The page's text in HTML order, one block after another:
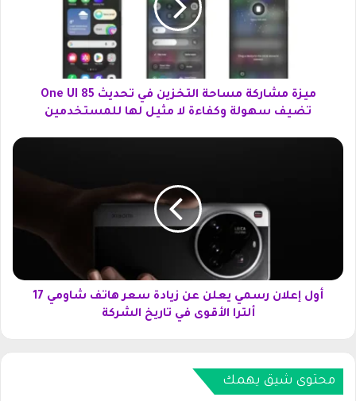
ا
ي
ي
ميزة مشاركة مساحة التخزين في تحديث One UI 85
تضيف سهولة وكفاءة لا مثيل لها للمستخدمين
أ
ر
ن
أول إعلان رسمي يعلن عن زيادة سعر هاتف شاومي 17
ألترا الأقوى في تاريخ الشركة
محتوى شيق يهمك